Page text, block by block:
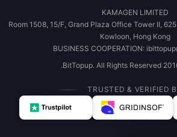
KAMAGEN LIMITED
Room 1508, 15/F, Grand Plaza Office Tower II,
Kowloon, Hong Kong
BUSINESS COOPERATION:
TRUSTED & VERIFIED